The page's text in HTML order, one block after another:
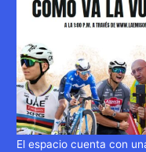
El espacio cuenta con